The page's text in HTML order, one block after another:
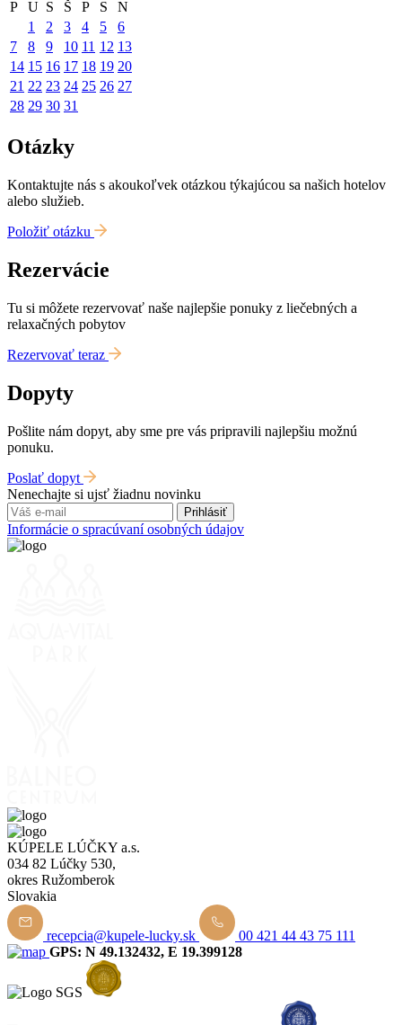
P U S Š P S
N
1
2 3 4 5
6
7
8 9 10 11 12 13
14 15 16 17 18 19 20
21 22 23 24 25 26 27
28 29 30 31
Otázky
Kontaktujte nás s akoukoľvek otázkou týkajúcou sa našich hotelov
alebo služieb.
Položiť otázku
Rezervácie
Tu si môžete rezervovať naše najlepšie ponuky z liečebných a
relaxačných pobytov
Rezervovať teraz
Dopyty
Pošlite nám dopyt, aby sme pre vás pripravili najlepšiu možnú
ponuku.
Poslať dopyt
Nenechajte si ujsť žiadnu novinku
Prihlásiť
Informácie o spracúvaní osobných údajov
KÚPELE LÚČKY a.s.
034 82 Lúčky 530,
okres Ružomberok
Slovakia
recepcia@kupele-lucky.sk
00 421 44 43 75 111
GPS: N 49.132432, E 19.399128